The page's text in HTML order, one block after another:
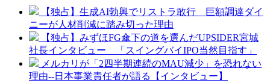
【独占】生成AI勃興でリストラ敢行 巨額調達ダイ
ニーが人材削減に踏み切った理由
【独占】みずほFG傘下の道を選んだUPSIDER宮城
社長インタビュー 「スイングバイIPO当然目指す」
メルカリが「2四半期連続のMAU減少」を恐れない
理由--日本事業責任者が語る【インタビュー】